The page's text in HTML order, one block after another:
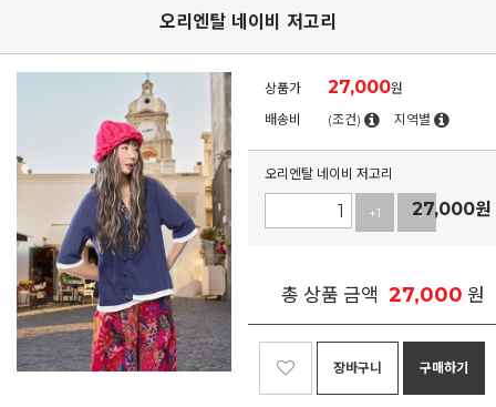
오리엔탈 네이비 저고리
상품가 27,000원
배송비
(조건) 지역별
오리엔탈 네이비 저고리
+1 -1
27,000원
총 상품 금액 27,000 원
장바구니 구매하기